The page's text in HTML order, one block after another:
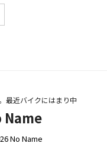
最近バイクにはまり中
Name
No Name